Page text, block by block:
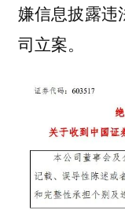
嫌信息披露违
司立案。